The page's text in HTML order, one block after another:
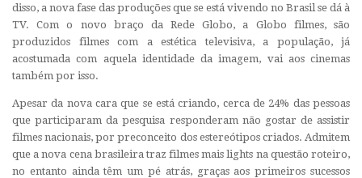
disso, a nova fase das produções que se está vivendo no Brasil se dá à
TV. Com o novo braço da Rede Globo, a Globo filmes, são
produzidos filmes com a estética televisiva, a população, já
acostumada com aquela identidade da imagem, vai aos cinemas
também por isso.
Apesar da nova cara que se está criando, cerca de 24% das pessoas
que participaram da pesquisa responderam não gostar de assistir
filmes nacionais, por preconceito dos estereótipos criados. Admitem
que a nova cena brasileira traz filmes mais lights na questão roteiro,
no entanto ainda têm um pé atrás, graças aos primeiros sucessos